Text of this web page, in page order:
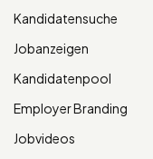
Kandidatensuche
Jobanzeigen
Kandidatenpool
Employer Branding
Jobvideos